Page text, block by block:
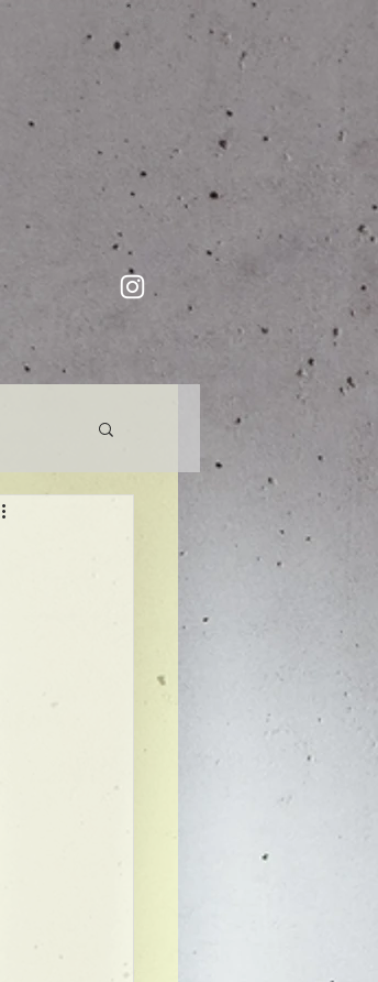
【cozy creww(コージークルー)】 京都市 ヘアサロン​